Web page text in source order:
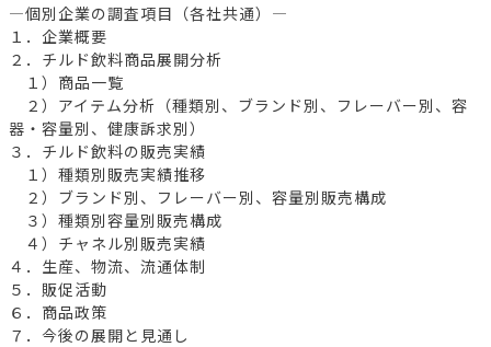
―個別企業の調査項目（各社共通）―
１．企業概要
２．チルド飲料商品展開分析
１）商品一覧
２）アイテム分析（種類別、ブランド別、フレーバー別、容
器・容量別、健康訴求別）
３．チルド飲料の販売実績
１）種類別販売実績推移
２）ブランド別、フレーバー別、容量別販売構成
３）種類別容量別販売構成
４）チャネル別販売実績
４．生産、物流、流通体制
５．販促活動
６．商品政策
７．今後の展開と見通し